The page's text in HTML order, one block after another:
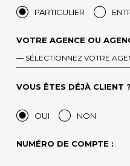
PARTICULIER
VOTRE AGENCE OU
— SÉLECTIONNEZ VOTRE
VOUS ÊTES DÉJÀ CLIENT
OUI NON
NUMÉRO DE COMPTE :